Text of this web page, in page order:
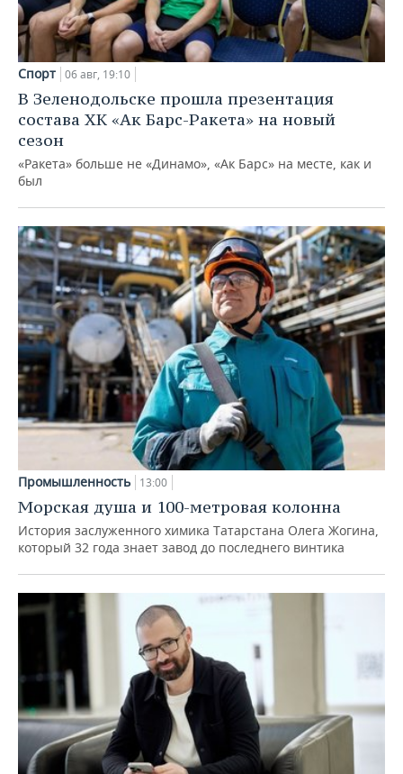
Спорт 06 авг, 19:10
В Зеленодольске прошла презентация
состава ХК «Ак Барс-Ракета» на новый
сезон
«Ракета» больше не «Динамо», «Ак Барс» на месте, как и
был
Промышленность 13:00
Морская душа и 100-метровая колонна
История заслуженного химика Татарстана Олега Жогина,
который 32 года знает завод до последнего винтика